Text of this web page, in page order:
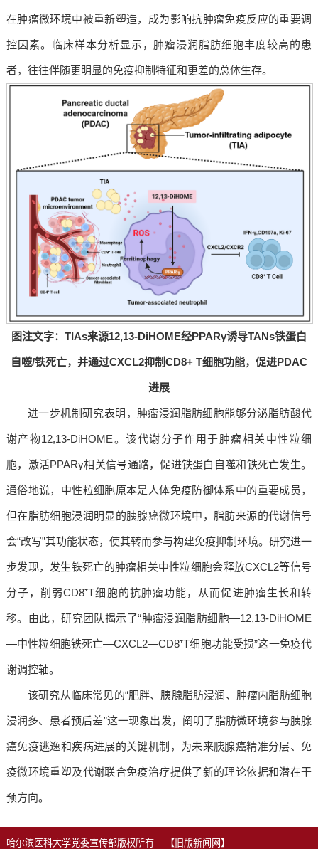
在肿瘤微环境中被重新塑造，成为影响抗肿瘤免疫反应的重要调
控因素。临床样本分析显示，肿瘤浸润脂肪细胞丰度较高的患
者，往往伴随更明显的免疫抑制特征和更差的总体生存。
图注文字：TIAs来源12,13-DiHOME经PPARγ诱导TANs铁蛋白
自噬/铁死亡，并通过CXCL2抑制CD8+ T细胞功能，促进PDAC
进展
进一步机制研究表明，肿瘤浸润脂肪细胞能够分泌脂肪酸代
谢产物12,13-DiHOME。该代谢分子作用于肿瘤相关中性粒细
胞，激活PPARγ相关信号通路，促进铁蛋白自噬和铁死亡发生。
通俗地说，中性粒细胞原本是人体免疫防御体系中的重要成员，
但在脂肪细胞浸润明显的胰腺癌微环境中，脂肪来源的代谢信号
会“改写”其功能状态，使其转而参与构建免疫抑制环境。研究进一
步发现，发生铁死亡的肿瘤相关中性粒细胞会释放CXCL2等信号
分子，削弱CD8⁺T细胞的抗肿瘤功能，从而促进肿瘤生长和转
移。由此，研究团队揭示了“肿瘤浸润脂肪细胞—12,13-DiHOME
—中性粒细胞铁死亡—CXCL2—CD8⁺T细胞功能受损”这一免疫代
谢调控轴。
该研究从临床常见的“肥胖、胰腺脂肪浸润、肿瘤内脂肪细胞
浸润多、患者预后差”这一现象出发，阐明了脂肪微环境参与胰腺
癌免疫逃逸和疾病进展的关键机制，为未来胰腺癌精准分层、免
疫微环境重塑及代谢联合免疫治疗提供了新的理论依据和潜在干
预方向。
哈尔滨医科大学党委宣传部版权所有 【旧版新闻网】